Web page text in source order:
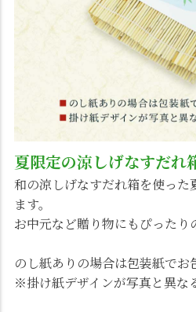
夏限定の涼しげなすだれ
和の涼しげなすだれ箱を使った
ます。
お中元など贈り物にもぴったり
のし紙ありの場合は包装紙でお
※掛け紙デザインが写真と異な